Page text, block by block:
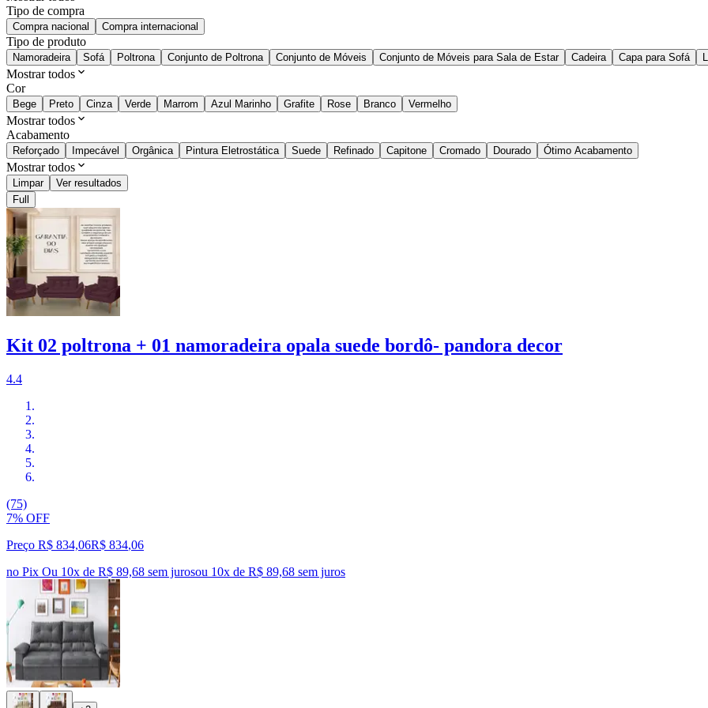
Tipo de compra
Compra nacional Compra internacional
Tipo de produto
Namoradeira Sofá Poltrona Conjunto de Poltrona Conjunto de Móveis Conjunto de Móveis para Sala de Estar Cadeira Capa para Sofá
Mostrar todos
Cor
Bege Preto Cinza Verde Marrom Azul Marinho Grafite Rose Branco Vermelho
Mostrar todos
Acabamento
Reforçado Impecável Orgânica Pintura Eletrostática Suede Refinado Capitone Cromado Dourado Ótimo Acabamento
Mostrar todos
Limpar
Ver resultados
Full
Kit 02 poltrona + 01 namoradeira opala suede bordô- pandora decor
4.4
(75)
7% OFF
Preço R$ 834,06R$ 834,06
no Pix Ou 10x de R$ 89,68 sem jurosou 10x de R$ 89,68 sem juros